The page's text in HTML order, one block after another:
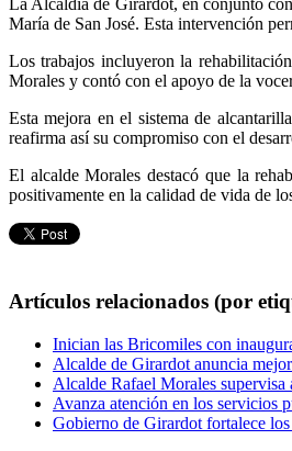
La Alcaldía de Girardot, en conjunto
María de San José. Esta intervención
Los trabajos incluyeron la
Morales y contó con el apoyo de la
Esta mejora en el sistema de
reafirma así su compromiso con el
El alcalde Morales destacó que la
positivamente en la calidad de vida de
Artículos relacionados (por
Inician las Bricomiles con
Alcalde de Girardot anuncia
Alcalde Rafael Morales supervisa
Avanza atención en los servicios
Gobierno de Girardot fortalece